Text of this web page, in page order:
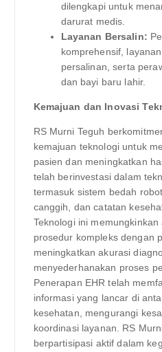
dilengkapi untuk
darurat medis.
Layanan Bersalin:
komprehensif,
persalinan, serta
dan bayi baru lahir.
Kemajuan dan Inovasi
RS Murni Teguh
kemajuan teknologi untuk
pasien dan meningkatkan
telah berinvestasi dalam
termasuk sistem bedah
canggih, dan catatan
Teknologi ini
prosedur kompleks dengan
meningkatkan akurasi
menyederhanakan proses
Penerapan EHR telah
informasi yang lancar di
kesehatan, mengurangi
koordinasi layanan. RS
berpartisipasi aktif dalam